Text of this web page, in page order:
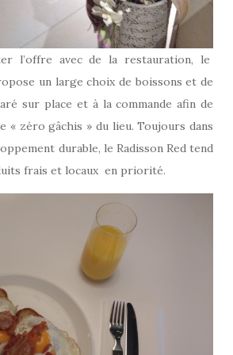
l’offre avec de la restauration, le
un large choix de boissons et de
sur place et à la commande afin de
« zéro gâchis » du lieu. Toujours dans
durable, le Radisson Red tend
frais et locaux en priorité.